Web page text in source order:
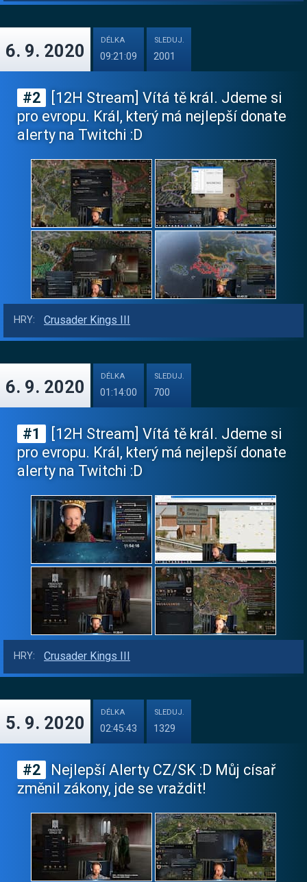
6. 9. 2020
DÉLKA
09:21:09
SLEDUJ.
2001
#2
[12H Stream] Vítá tě král. Jdeme si
pro evropu. Král, který má nejlepší donate
alerty na Twitchi :D
HRY: Crusader Kings III
6. 9. 2020
DÉLKA
01:14:00
SLEDUJ.
700
#1
[12H Stream] Vítá tě král. Jdeme si
pro evropu. Král, který má nejlepší donate
alerty na Twitchi :D
HRY: Crusader Kings III
5. 9. 2020
DÉLKA
02:45:43
SLEDUJ.
1329
#2
Nejlepší Alerty CZ/SK :D Můj císař
změnil zákony, jde se vraždit!